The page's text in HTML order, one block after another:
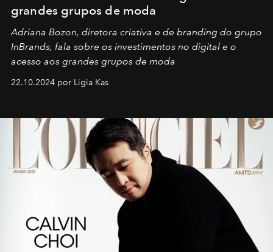
grandes grupos de moda
Adriana Bozon, diretora criativa e de branding do grupo
InBrands, fala sobre os investimentos no digital e o
acesso aos grandes grupos de moda
22.10.2024 por Ligia Kas